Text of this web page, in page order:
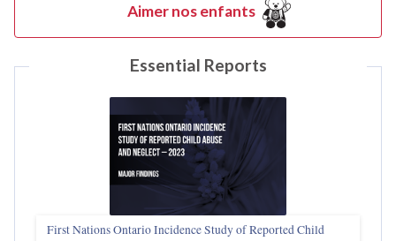
Aimer nos enfants
Essential Reports
First Nations Ontario Incidence Study of Reported Child